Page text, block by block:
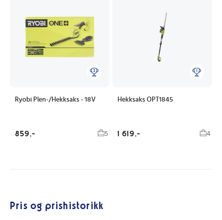
Ryobi Plen-/Hekksaks - 18V
859,- 5
Hekksaks OPT1845
1 619,- 4
Pris og prishistorikk